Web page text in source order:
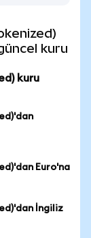
kuru
kuru
Euro'na
İngiliz